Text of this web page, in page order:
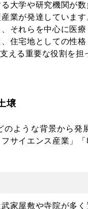
大学や研究機関が
業が発達していま
それらを中心に医
住宅地としての性
える重要な役割を担
壌
ような背景から発
サイエンス産業」
家屋敷や寺院が多